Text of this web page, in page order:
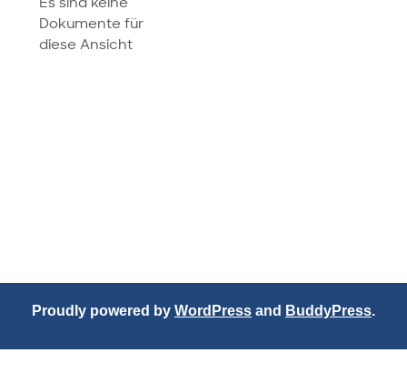
Dokumente für
diese Ansicht
Proudly powered by WordPress and BuddyPress.